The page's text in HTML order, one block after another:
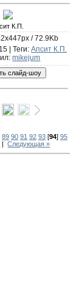
К.П.
/ 72.9Kb
| Теги: Апсит К.П.
:mikejum
89 90 91 92 93[94] 95
|Следующая »